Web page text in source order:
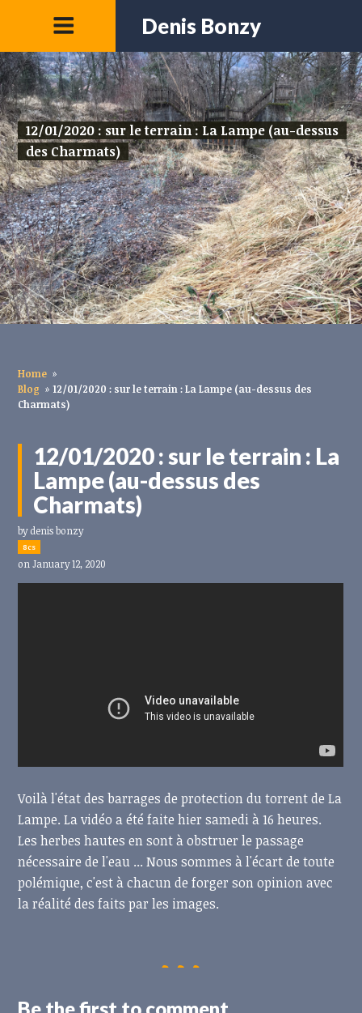
Denis Bonzy
12/01/2020 : sur le terrain : La Lampe (au-dessus
des Charmats)
Home »
Blog » 12/01/2020 : sur le terrain : La Lampe (au-dessus des
Charmats)
12/01/2020 : sur le terrain : La
Lampe (au-dessus des
Charmats)
bydenis bonzy
8cs
on January 12, 2020
Voilà l'état des barrages de protection du torrent de La
Lampe. La vidéo a été faite hier samedi à 16 heures.
Les herbes hautes en sont à obstruer le passage
nécessaire de l'eau ... Nous sommes à l'écart de toute
polémique, c'est à chacun de forger son opinion avec
la réalité des faits par les images.